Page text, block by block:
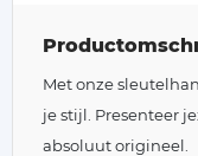
Met onze
je stijl. Presenteer
absoluut origineel.